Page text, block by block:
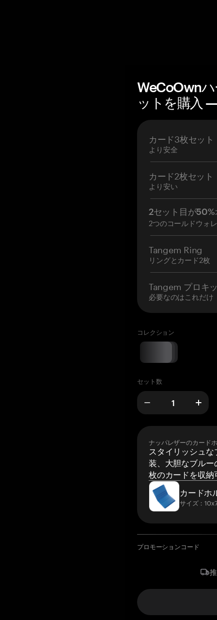
WeCoOwn
ットを購入
カード3枚セット
より安全
カード2枚セット
より安い
2セット目が50%
2つのコールドウォ
Tangem Ring
リングとカード2枚
Tangem プロキ
必要なのはこれだけ
コレクション
セット数
ナッパレザーのカード
スタイリッシュ
装、大胆なブルー
枚のカードを収納
カードホ
サイズ：
プロモーションコード